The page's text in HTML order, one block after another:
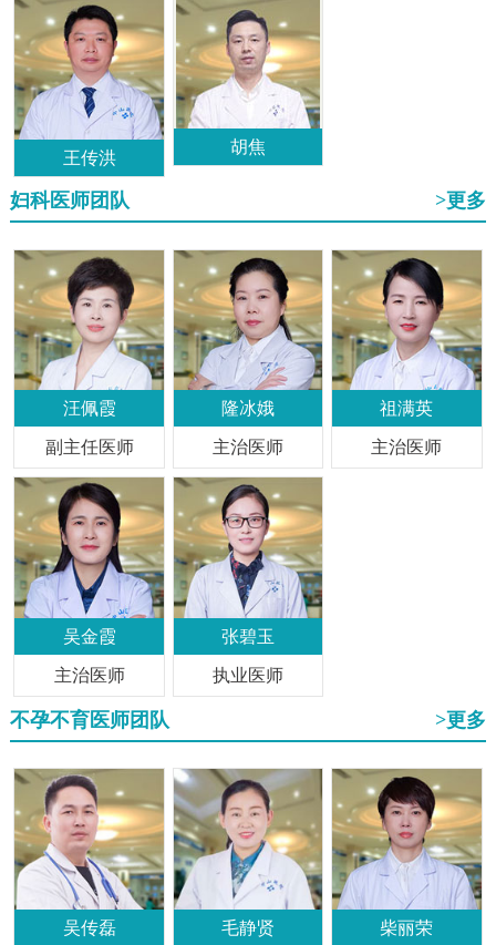
王传洪
胡焦
妇科医师团队 >更多
汪佩霞
副主任医师
隆冰娥
主治医师
祖满英
主治医师
吴金霞
主治医师
张碧玉
执业医师
不孕不育医师团队 >更多
吴传磊 毛静贤 柴丽荣